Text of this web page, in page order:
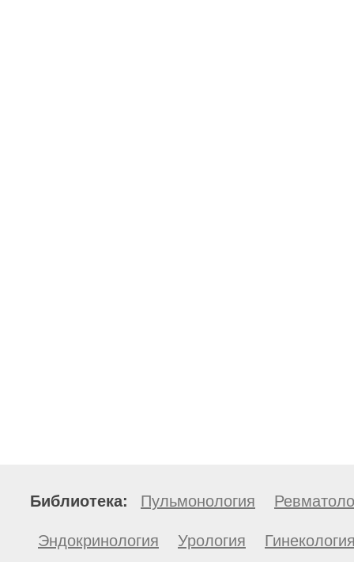
Библиотека: Пульмонология
Эндокринология Урология